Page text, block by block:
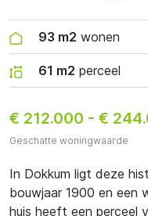
93 m2 wonen
61 m2 perceel
€ 212.000 - €
Geschatte woningwaarde
In Dokkum ligt deze
bouwjaar 1900 en een
huis heeft een perceel